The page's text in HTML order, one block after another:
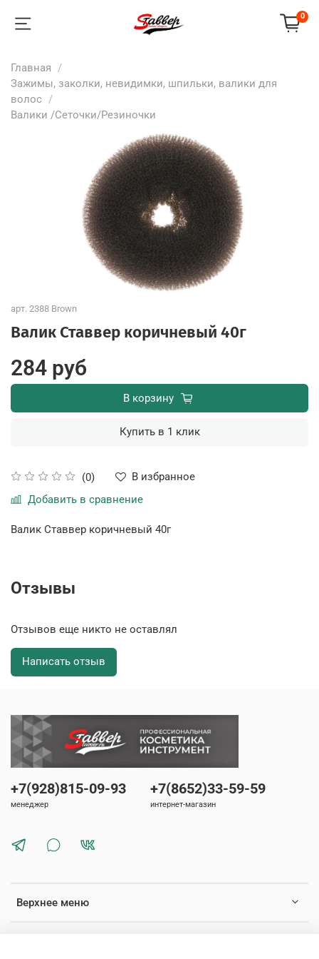
0
Главная
Зажимы, заколки, невидимки, шпильки, валики для
волос
Валики /Сеточки/Резиночки
арт. 2388 Brown
Валик Ставвер коричневый 40г
(0)
В избранное
Добавить в сравнение
284 руб
В корзину
Купить в 1 клик
Валик Ставвер коричневый 40г
Отзывы
Отзывов еще никто не оставлял
Написать отзыв
Верхнее меню
+7(928)815-09-93
менеджер
+7(8652)33-59-59
интернет-магазин